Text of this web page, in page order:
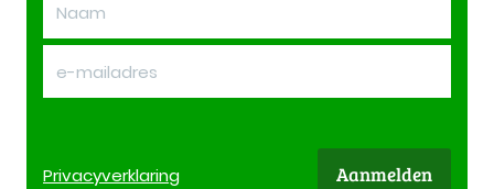
Privacyverklaring Aanmelden